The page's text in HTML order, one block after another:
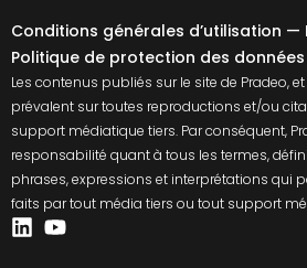
Conditions générales d’utilisation —
Politique de protection des
Les contenus publiés sur le site de Pradeo,
prévalent sur toutes reproductions et/ou
support médiatique tiers. Par conséquent,
responsabilité quant à tous les termes,
phrases, expressions et interprétations qui
faits par tout média tiers ou tout support
Linkedin
Youtube